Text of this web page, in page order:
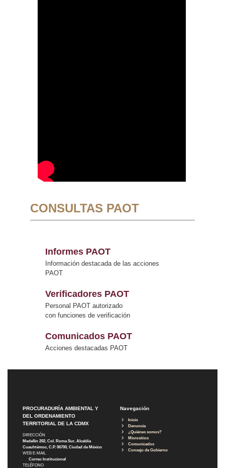
CONSULTAS PAOT
Informes PAOT
Información destacada de las acciones
PAOT
Verificadores PAOT
Personal PAOT autorizado
con funciones de verificación
Comunicados PAOT
Acciones destacadas PAOT
PROCURADURÍA AMBIENTAL Y
DEL ORDENAMIENTO
TERRITORIAL DE LA CDMX
DIRECCIÓN
Medellín 202, Col. Roma Sur, Alcaldía
Cuauhtémoc, C.P. 06700, Ciudad de México
WEB E-MAIL
Correo Institucional
TELÉFONO
Navegación
Inicio
Denuncia
¿Quiénes somos?
Micrositios
Comunicados
Consejo de Gobierno